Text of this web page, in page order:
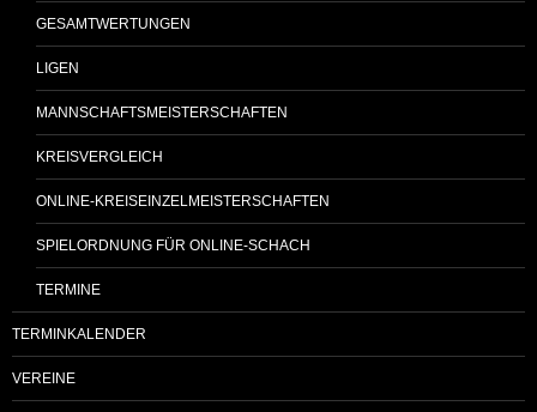
GESAMTWERTUNGEN
LIGEN
MANNSCHAFTSMEISTERSCHAFTEN
KREISVERGLEICH
ONLINE-KREISEINZELMEISTERSCHAFTEN
SPIELORDNUNG FÜR ONLINE-SCHACH
TERMINE
TERMINKALENDER
VEREINE